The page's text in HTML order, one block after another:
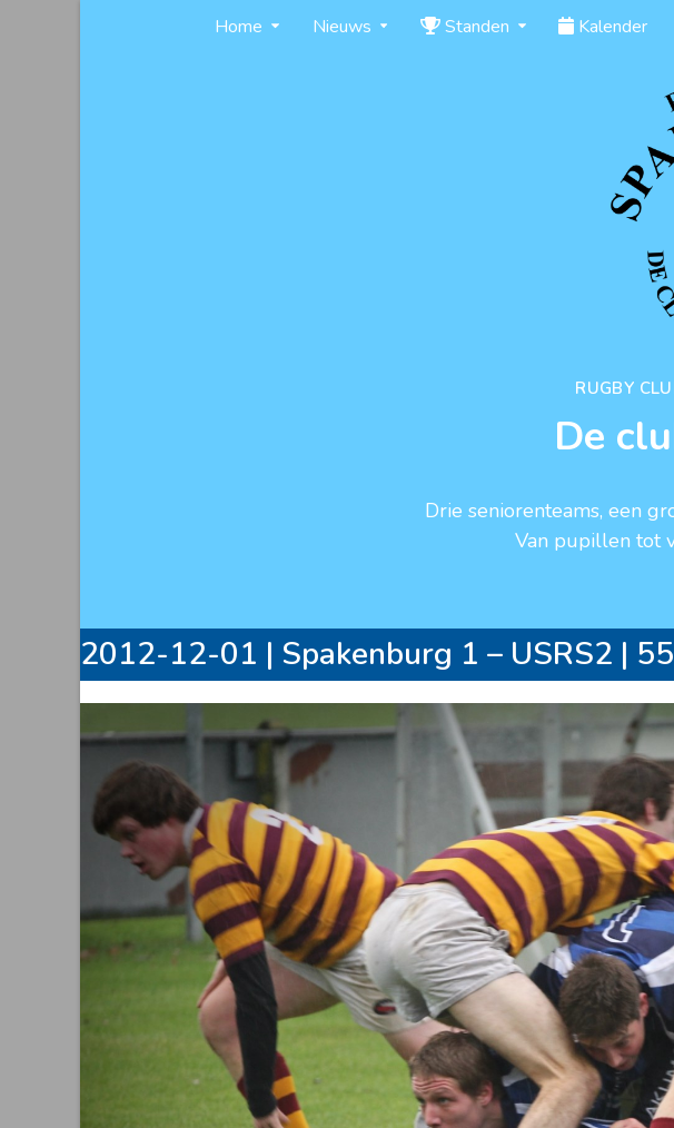
Home Nieuws Standen Kalender
RUGBY
De
Drie seniorenteams, een
Van pupillen tot
2012-12-01 | Spakenburg 1 – USRS2 |